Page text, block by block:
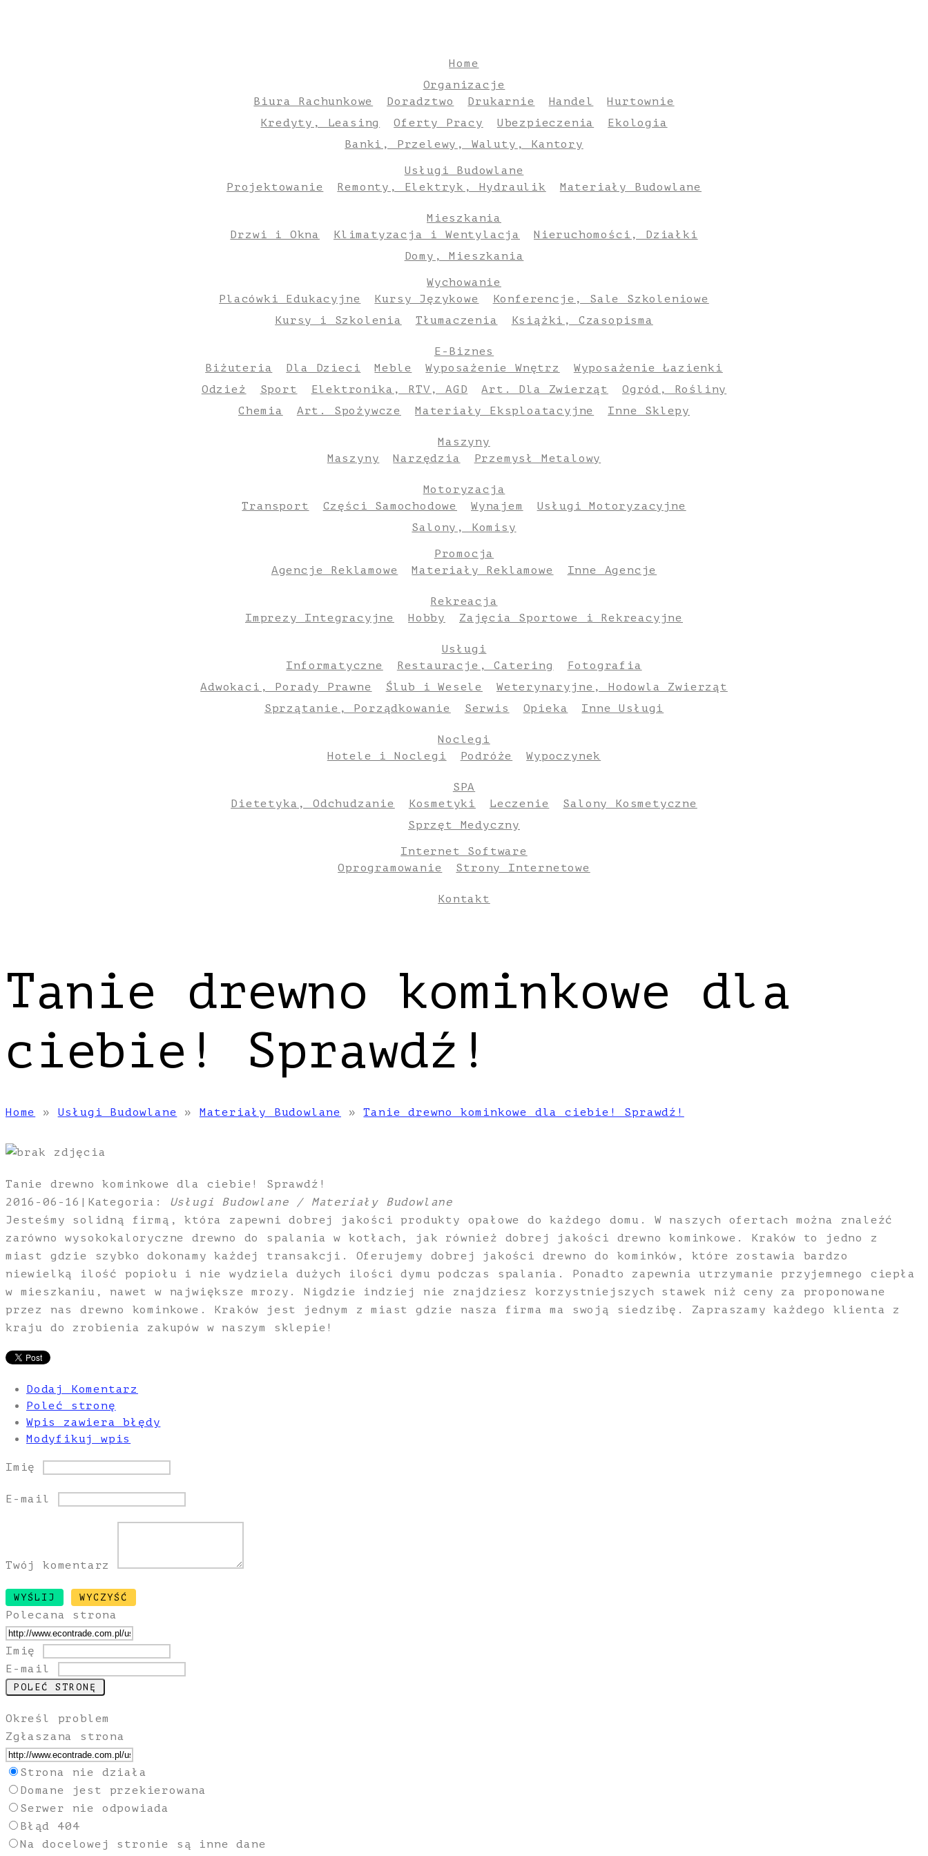
Home
Organizacje
Biura Rachunkowe
Doradztwo Drukarnie Handel
Hurtownie
Kredyty, Leasing
Oferty Pracy Ubezpieczenia
Ekologia
Banki, Przelewy, Waluty, Kantory
Usługi Budowlane
Projektowanie
Remonty, Elektryk, Hydraulik Materiały Budowlane
Mieszkania
Drzwi i Okna
Klimatyzacja i Wentylacja
Nieruchomości, Działki
Domy, Mieszkania
Wychowanie
Placówki Edukacyjne
Kursy Językowe
Konferencje, Sale Szkoleniowe
Kursy i Szkolenia
Tłumaczenia Książki, Czasopisma
E-Biznes
Biżuteria
Dla Dzieci Meble Wyposażenie Wnętrz
Wyposażenie Łazienki
Odzież
Sport Elektronika, RTV, AGD Art. Dla Zwierząt
Ogród, Rośliny
Chemia
Art. Spożywcze Materiały Eksploatacyjne Inne Sklepy
Maszyny
Maszyny
Narzędzia Przemysł Metalowy
Motoryzacja
Transport
Części Samochodowe Wynajem
Usługi Motoryzacyjne
Salony, Komisy
Promocja
Agencje Reklamowe
Materiały Reklamowe Inne Agencje
Rekreacja
Imprezy Integracyjne
Hobby Zajęcia Sportowe i Rekreacyjne
Usługi
Informatyczne
Restauracje, Catering
Fotografia
Adwokaci, Porady Prawne
Ślub i Wesele
Weterynaryjne, Hodowla Zwierząt
Sprzątanie, Porządkowanie
Serwis Opieka Inne Usługi
Noclegi
Hotele i Noclegi
Podróże Wypoczynek
SPA
Dietetyka, Odchudzanie
Kosmetyki Leczenie
Salony Kosmetyczne
Sprzęt Medyczny
Internet Software
Oprogramowanie
Strony Internetowe
Kontakt
Tanie drewno kominkowe dla
ciebie! Sprawdź!
Home » Usługi Budowlane » Materiały Budowlane »Tanie drewno kominkowe dla ciebie! Sprawdź!
Tanie drewno kominkowe dla ciebie! Sprawdź!
2016-06-16 | Kategoria: Usługi Budowlane / Materiały Budowlane
Jesteśmy solidną firmą, która zapewni dobrej jakości produkty opałowe do każdego domu. W naszych ofertach można znaleźć
zarówno wysokokaloryczne drewno do spalania w kotłach, jak również dobrej jakości drewno kominkowe. Kraków to jedno z
miast gdzie szybko dokonamy każdej transakcji. Oferujemy dobrej jakości drewno do kominków, które zostawia bardzo
niewielką ilość popiołu i nie wydziela dużych ilości dymu podczas spalania. Ponadto zapewnia utrzymanie przyjemnego ciepła
w mieszkaniu, nawet w największe mrozy. Nigdzie indziej nie znajdziesz korzystniejszych stawek niż ceny za proponowane
przez nas drewno kominkowe. Kraków jest jednym z miast gdzie nasza firma ma swoją siedzibę. Zapraszamy każdego klienta z
kraju do zrobienia zakupów w naszym sklepie!
Dodaj Komentarz
Poleć stronę
Wpis zawiera błędy
Modyfikuj wpis
Imię
E-mail
Twój komentarz
Polecana strona
Imię
E-mail
Określ problem
Zgłaszana strona
Strona nie działa
Domane jest przekierowana
Serwer nie odpowiada
Błąd 404
Na docelowej stronie są inne dane